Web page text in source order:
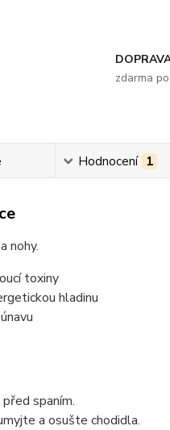
zdarma
Hodnocení 1
nohy.
toxiny
hladinu
spaním.
a osušte chodidla.